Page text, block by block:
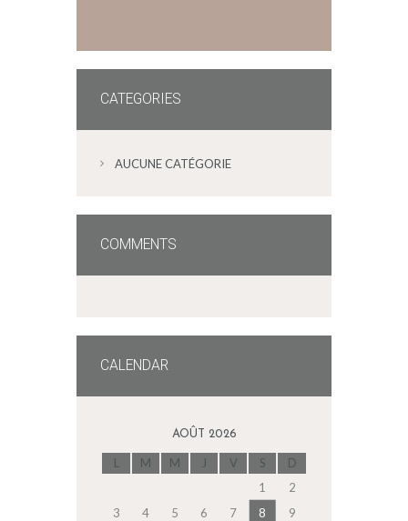
CATEGORIES
AUCUNE CATÉGORIE
COMMENTS
CALENDAR
AOÛT 2026
L M M J V S
D
1
2
3
4 5 6 7 8
9